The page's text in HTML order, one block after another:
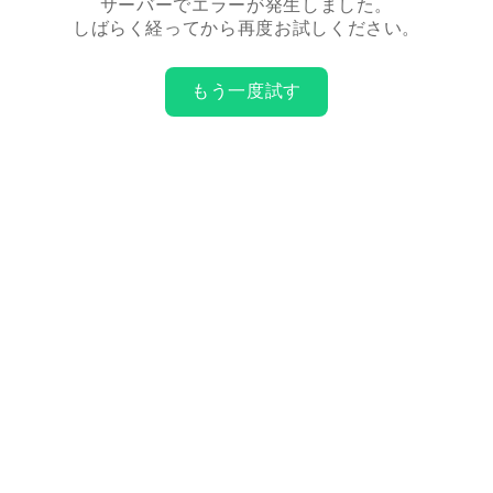
サーバーでエラーが発生しました。
しばらく経ってから再度お試しください。
もう一度試す